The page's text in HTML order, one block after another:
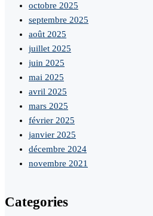
octobre 2025
septembre 2025
août 2025
juillet 2025
juin 2025
mai 2025
avril 2025
mars 2025
février 2025
janvier 2025
décembre 2024
novembre 2021
Categories